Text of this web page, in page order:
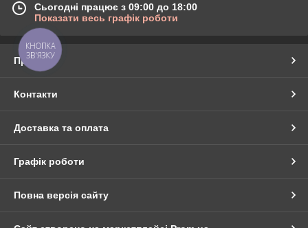
Сьогодні працює з 09:00 до 18:00
Показати весь графік роботи
Про нас
Контакти
Доставка та оплата
Графік роботи
Повна версія сайту
КНОПКА
ЗВ'ЯЗКУ